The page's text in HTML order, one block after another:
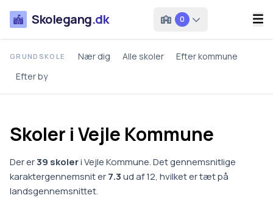
Skolegang.dk 0
GRUNDSKOLE Nær dig Alle skoler
Efter kommune
Efter by
Skoler iVejle Kommune
Der er39 skoleriVejle Kommune.Det gennemsnitlige
karaktergennemsnit er7.3ud af 12, hvilket ertæt på
landsgennemsnittet.